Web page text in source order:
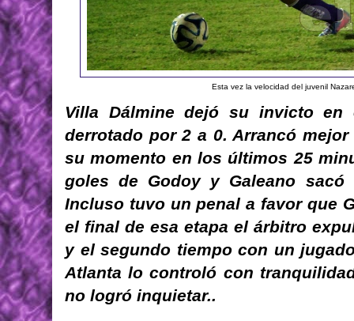
Esta vez la velocidad del juvenil
Villa Dálmine dejó su invicto en
derrotado por 2 a 0. Arrancó
su momento en los últimos 25
goles de Godoy y Galeano
Incluso tuvo un penal a favor que
el final de esa etapa el árbitro
y el segundo tiempo con un
Atlanta lo controló con
no logró inquietar..